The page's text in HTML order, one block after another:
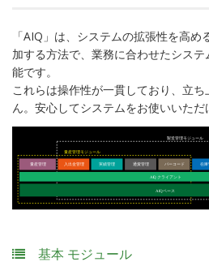
「AIQ」は、システムの拡張性を高
加する方法で、業務に合わせたシス
能です。
これらは操作性が一貫しており、立
ん。安心してシステムをお使いいただ
基本 モジュール